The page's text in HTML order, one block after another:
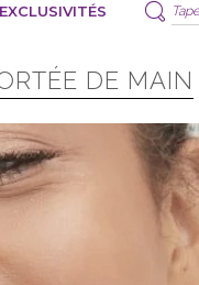
EXCLUSIVITÉS
DE MAIN